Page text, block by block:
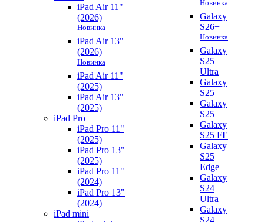
iPad Air 11"
(2026)
Новинка
iPad Air 13"
(2026)
Новинка
iPad Air 11"
(2025)
iPad Air 13"
(2025)
iPad Pro
iPad Pro 11"
(2025)
iPad Pro 13"
(2025)
iPad Pro 11"
(2024)
iPad Pro 13"
(2024)
iPad mini
Новинка
Galaxy
S26+
Новинка
Galaxy
S25
Ultra
Galaxy
S25
Galaxy
S25+
Galaxy
S25 FE
Galaxy
S25
Edge
Galaxy
S24
Ultra
Galaxy
S24